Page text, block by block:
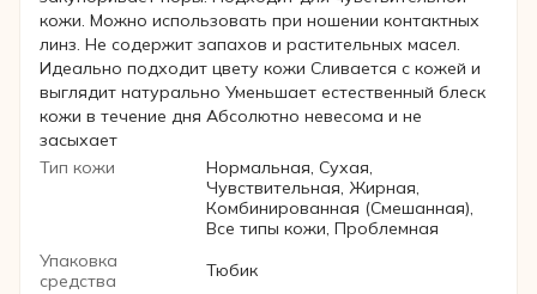
кожи. Можно использовать при ношении контактных
линз. Не содержит запахов и растительных масел.
Идеально подходит цвету кожи Сливается с кожей и
выглядит натурально Уменьшает естественный блеск
кожи в течение дня Абсолютно невесома и не
засыхает
Тип кожи
Нормальная, Сухая,
Чувствительная, Жирная,
Комбинированная (Смешанная),
Все типы кожи, Проблемная
Упаковка
средства
Тюбик